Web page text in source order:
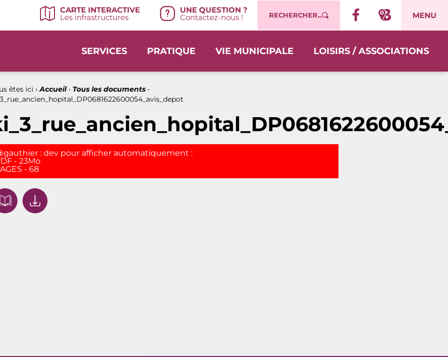
CARTE INTERACTIVE
Les infrastructures
UNE QUESTION ?
Contactez-nous ! RECHERCHER... MENU
SERVICES PRATIQUE VIE MUNICIPALE LOISIRS / ASSOCIATIONS
êtes ici › Accueil• Tous les documents•
: dev pour afficher automatiquement :
- 23Mo
- 68